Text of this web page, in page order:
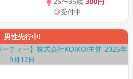
◎受付中
男性先行中!